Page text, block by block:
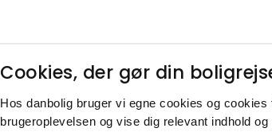
Cookies, der gør din
Hos danbolig bruger vi egne cookies og
brugeroplevelsen og vise dig relevant indhold og